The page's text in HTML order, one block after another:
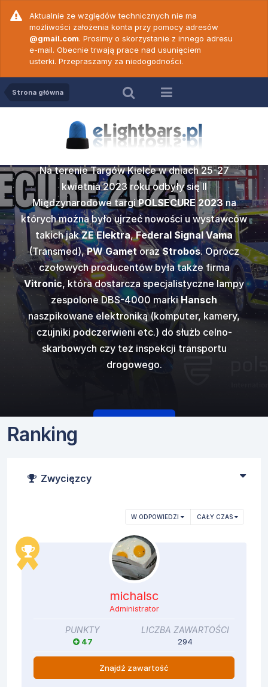
Aktualnie ze względów technicznych nie ma
możliwości założenia konta przy pomocy adresów
@gmail.com. Prosimy o skorzystanie z innego adresu
e-mail. Obecnie trwają prace nad usunięciem
usterki. Przepraszamy za niedogodności.
Strona główna
18 -
N ver
jednym z
dźwięków
N ver Eod
19 -
do
prawidłową
się na
Code 3w
europejski...
w Kielcach
tego
służb
obfitowała w
i
Relacja z POLSECURE
2023
Na terenie Targów Kielce w dniach 25-27
kwietnia 2023 roku odbyły się II
Międzynarodowe targiPOLSECURE 2023 na
których można było ujrzeć nowości u wystawców
takich jakZE Elektra,Federal Signal Vama
(Transmed),PW GametorazStrobos. Oprócz
czołowych producentów była także firma
Vitronic, która dostarcza specjalistyczne lampy
zespolone DBS-4000 markiHansch
naszpikowane elektroniką (komputer, kamery,
czujniki podczerwieni etc.) do służb celno-
skarbowych czy też inspekcji transportu
drogowego.
ZE
Popularna
2000marki
wersji
może być
gazowego,
innych w
PW
Nadszedł
Wam
Po
Ranking
Zwycięzcy
W ODPOWIEDZI CAŁY CZAS
michalsc
Administrator
PUNKTY
47
LICZBA ZAWARTOŚCI
294
Znajdź zawartość